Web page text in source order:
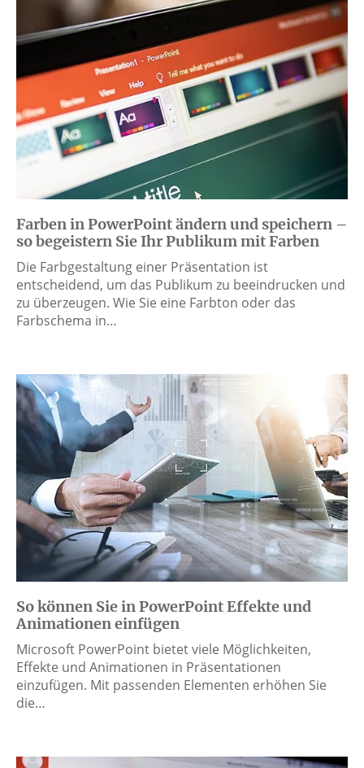
Farben in PowerPoint ändern und speichern –
so begeistern Sie Ihr Publikum mit Farben
Die Farbgestaltung einer Präsentation ist
entscheidend, um das Publikum zu beeindrucken und
zu überzeugen. Wie Sie eine Farbton oder das
Farbschema in…
So können Sie in PowerPoint Effekte und
Animationen einfügen
Microsoft PowerPoint bietet viele Möglichkeiten,
Effekte und Animationen in Präsentationen
einzufügen. Mit passenden Elementen erhöhen Sie
die…